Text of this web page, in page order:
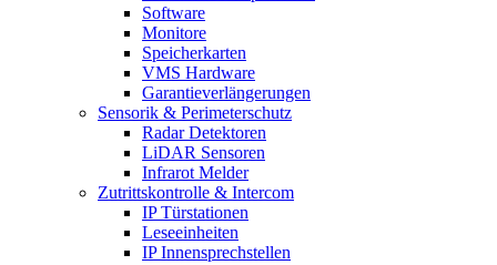
Software
Monitore
Speicherkarten
VMS Hardware
Garantieverlängerungen
Sensorik & Perimeterschutz
Radar Detektoren
LiDAR Sensoren
Infrarot Melder
Zutrittskontrolle & Intercom
IP Türstationen
Leseeinheiten
IP Innensprechstellen